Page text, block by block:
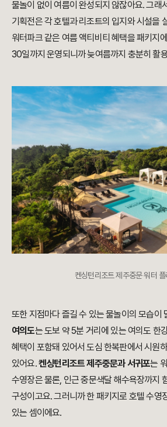
물놀이 없이 여름이 완성되지 않잖아요. 그래
기획전은 각 호텔과 리조트의 입지와 시설을
워터파크 같은 여름 액티비티 혜택을 패키지
30일까지 운영되니까 늦여름까지 충분히 활
켄싱턴리조트 제주중문 워터
또한 지점마다 즐길 수 있는 물놀이의 모습이
여의도는 도보 약 5분 거리에 있는 여의도 한
혜택이 포함돼 있어서 도심 한복판에서 시원
있어요.켄싱턴리조트 제주중문과 서귀포는
수영장은 물론, 인근 중문색달 해수욕장까지
구성이고요. 그러니까 한 패키지로 호텔 수영
있는 셈이에요.